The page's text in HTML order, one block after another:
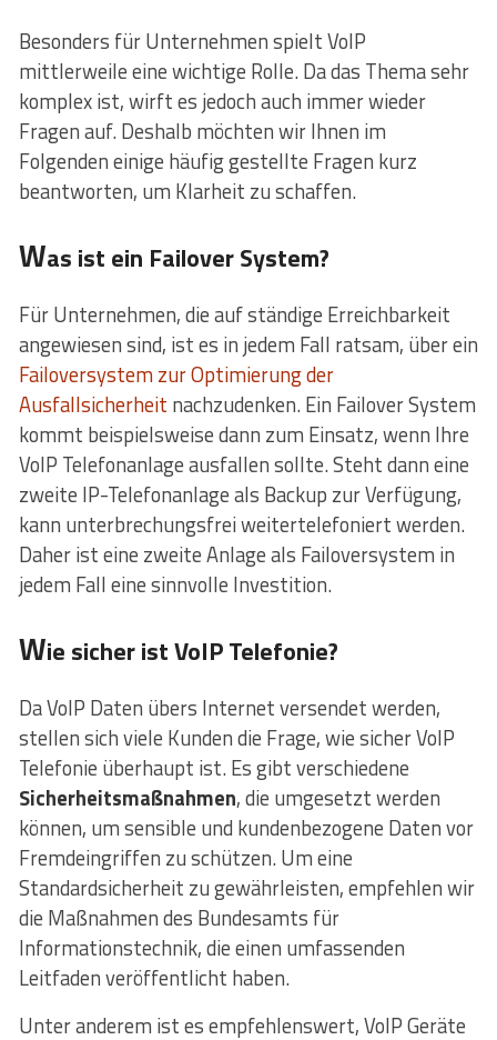
Besonders für Unternehmen spielt VoIP
mittlerweile eine wichtige Rolle. Da das Thema sehr
komplex ist, wirft es jedoch auch immer wieder
Fragen auf. Deshalb möchten wir Ihnen im
Folgenden einige häufig gestellte Fragen kurz
beantworten, um Klarheit zu schaffen.
Was ist ein Failover System?
Für Unternehmen, die auf ständige Erreichbarkeit
angewiesen sind, ist es in jedem Fall ratsam, über ein
Failoversystem zur Optimierung der
Ausfallsicherheit nachzudenken. Ein Failover System
kommt beispielsweise dann zum Einsatz, wenn Ihre
VoIP Telefonanlage ausfallen sollte. Steht dann eine
zweite IP-Telefonanlage als Backup zur Verfügung,
kann unterbrechungsfrei weitertelefoniert werden.
Daher ist eine zweite Anlage als Failoversystem in
jedem Fall eine sinnvolle Investition.
Wie sicher ist VoIP Telefonie?
Da VoIP Daten übers Internet versendet werden,
stellen sich viele Kunden die Frage, wie sicher VoIP
Telefonie überhaupt ist. Es gibt verschiedene
Sicherheitsmaßnahmen, die umgesetzt werden
können, um sensible und kundenbezogene Daten vor
Fremdeingriffen zu schützen. Um eine
Standardsicherheit zu gewährleisten, empfehlen wir
die Maßnahmen des Bundesamts für
Informationstechnik, die einen umfassenden
Leitfaden veröffentlicht haben.
Unter anderem ist es empfehlenswert, VoIP Geräte